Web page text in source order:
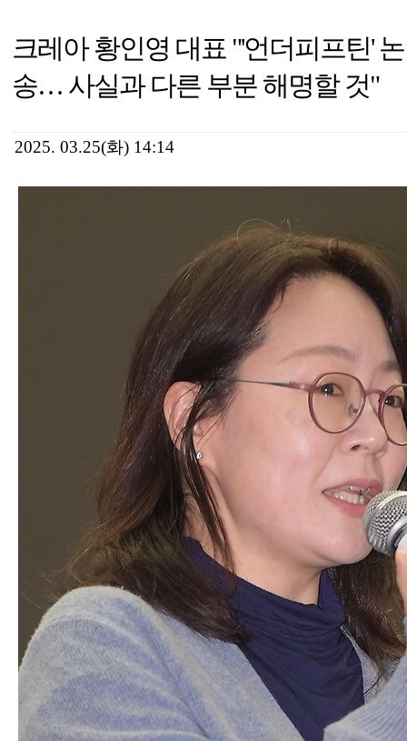
크레아 황인영 대표 "'언더피프틴'
송… 사실과 다른 부분 해명할 것"
2025. 03.25(화) 14:14